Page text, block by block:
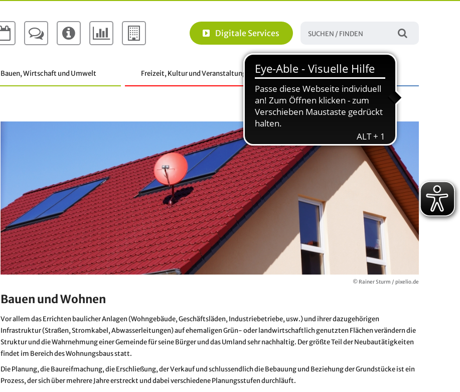
Digitale Services
Bauen, Wirtschaft und Umwelt Freizeit, Kultur und Veranstaltungen Familie, Bildung und Soziales
© Rainer Sturm / pixelio.de
Bauen und Wohnen
Vor allem das Errichten baulicher Anlagen (Wohngebäude, Geschäftsläden, Industriebetriebe, usw.) und ihrer dazugehörigen
Infrastruktur (Straßen, Stromkabel, Abwasserleitungen) auf ehemaligen Grün- oder landwirtschaftlich genutzten Flächen verändern die
Struktur und die Wahrnehmung einer Gemeinde für seine Bürger und das Umland sehr nachhaltig. Der größte Teil der Neubautätigkeiten
findet im Bereich des Wohnungsbaus statt.
Die Planung, die Baureifmachung, die Erschließung, der Verkauf und schlussendlich die Bebauung und Beziehung der Grundstücke ist ein
Prozess, der sich über mehrere Jahre erstreckt und dabei verschiedene Planungsstufen durchläuft.